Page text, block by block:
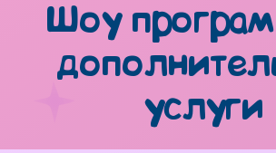
Шоу
услуги